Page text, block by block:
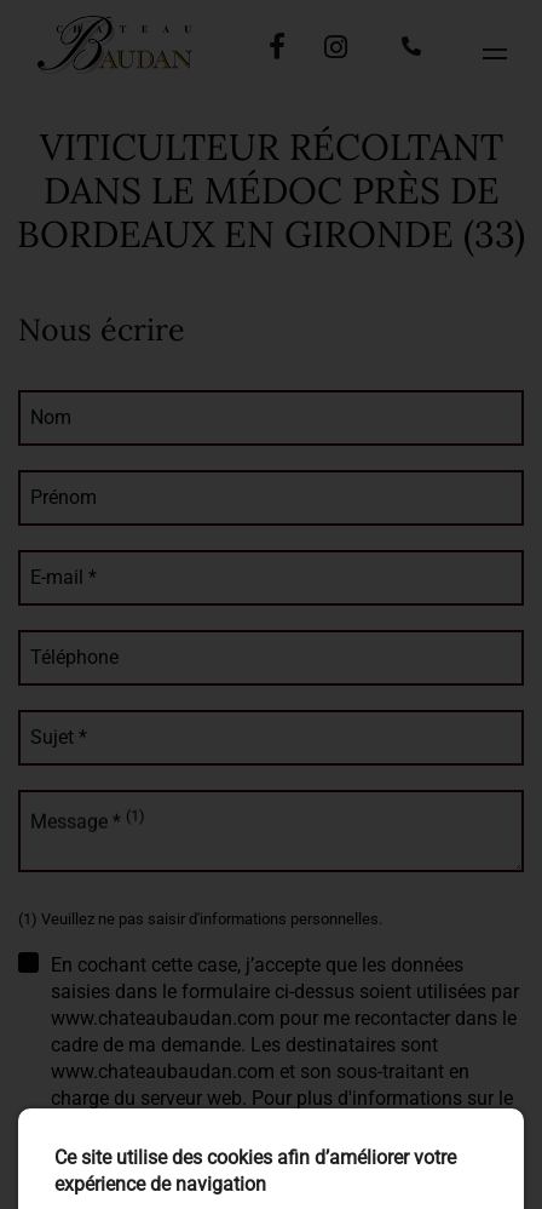
VITICULTEUR RÉCOLTANT
DANS LE MÉDOC PRÈS DE
BORDEAUX EN GIRONDE (33)
Nous écrire
Nom
Prénom
E-mail *
Téléphone
Sujet *
Message * (1)
(1) Veuillez ne pas saisir d'informations personnelles.
En cochant cette case, j’accepte que les données
saisies dans le formulaire ci-dessus soient utilisées par
www.chateaubaudan.com pour me recontacter dans le
cadre de ma demande. Les destinataires sont
www.chateaubaudan.com et son sous-traitant en
charge du serveur web. Pour plus d'informations sur le
reportez-vous à notrepolitique de confidentialité
Ce site utilise des cookies afin d’améliorer votre
expérience de navigation